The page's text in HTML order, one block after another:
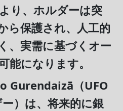
り、ホルダーは突
ら保護され、人工的
、実需に基づくオー
能になります。
Gurendaizā（UFO
）は、将来的に銀